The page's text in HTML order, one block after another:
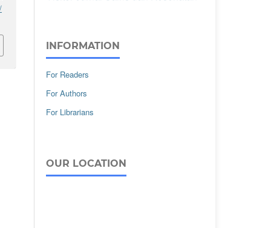
INFORMATION
For Readers
For Authors
For Librarians
OUR LOCATION